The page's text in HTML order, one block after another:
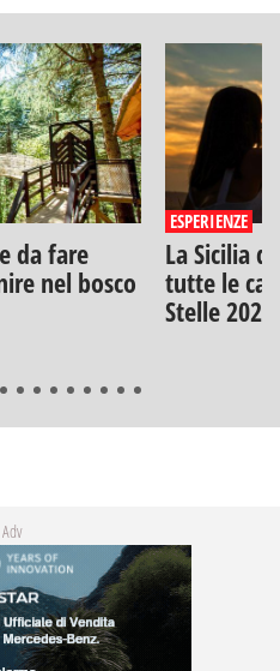
da fare
nel bosco
ESPERIENZE
La Sicilia
tutte le
Stelle
Adv